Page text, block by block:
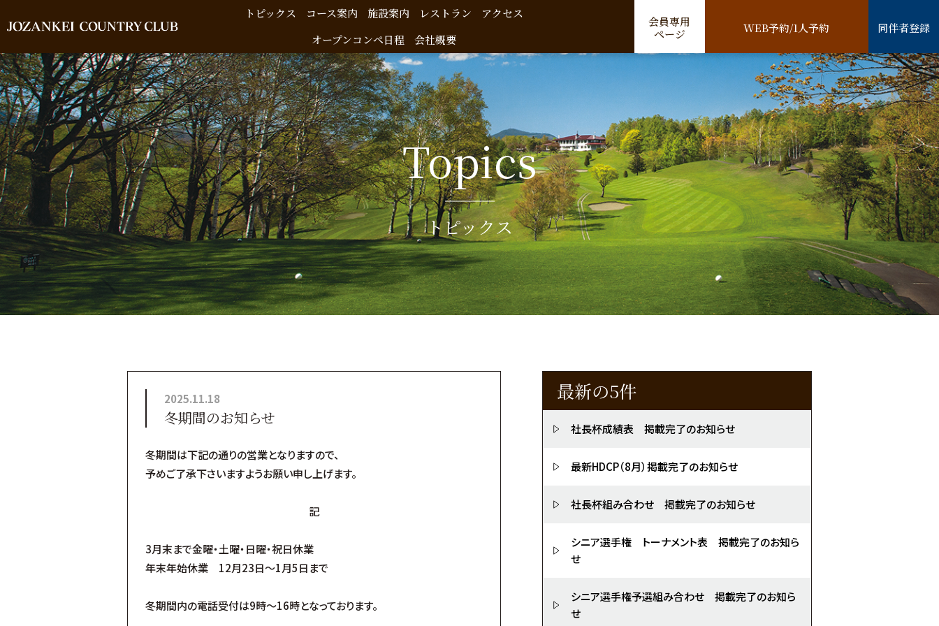
トピックス コース案内 施設案内 レストラン
アクセス
オープンコンペ日程
会社概要
会員専用
ページ
WEB予約/1人予約 同伴者登録
Topics
トピックス
2025.11.18
冬期間のお知らせ
冬期間は下記の通りの営業となりますので、
予めご了承下さいますようお願い申し上げます。
記
3月末まで金曜・土曜・日曜・祝日休業
年末年始休業 12月23日～1月5日まで
冬期間内の電話受付は9時～16時となっております。
最新の5件
社長杯成績表 掲載完了のお知らせ
最新HDCP（8月）掲載完了のお知らせ
社長杯組み合わせ 掲載完了のお知らせ
シニア選手権 トーナメント表 掲載完了のお知ら
せ
シニア選手権予選組み合わせ 掲載完了のお知ら
せ